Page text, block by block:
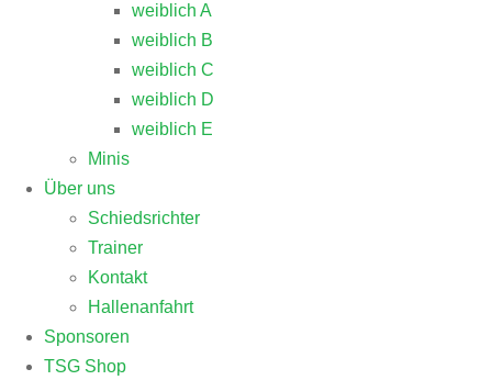
weiblich A
weiblich B
weiblich C
weiblich D
weiblich E
Minis
Über uns
Schiedsrichter
Trainer
Kontakt
Hallenanfahrt
Sponsoren
TSG Shop